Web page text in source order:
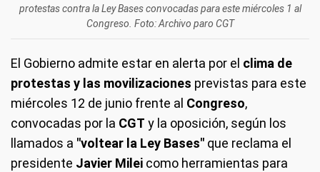
protestas contra la Ley Bases convocadas para este miércoles 1 al
Congreso. Foto: Archivo paro CGT
El Gobierno admite estar en alerta por el clima de
protestas y las movilizaciones previstas para este
miércoles 12 de junio frente al Congreso,
convocadas por la CGT y la oposición, según los
llamados a "voltear la Ley Bases" que reclama el
presidente Javier Milei como herramientas para